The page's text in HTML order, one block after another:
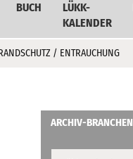
BUCH
LÜKK-
KALENDER
/ ENTRAUCHUNG
ARCHIV-